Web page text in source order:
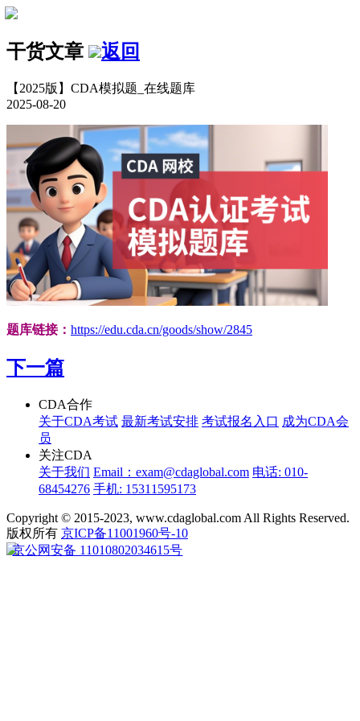
干货文章 返回
【2025版】CDA模拟题_在线题库
2025-08-20
题库链接： https://edu.cda.cn/goods/show/2845
下一篇
CDA合作
关于CDA考试 最新考试安排 考试报名入口 成为CDA会
员
关注CDA
关于我们 Email：exam@cdaglobal.com 电话: 010-
68454276 手机: 15311595173
Copyright © 2015-2023, www.cdaglobal.com All Rights Reserved.
版权所有 京ICP备11001960号-10
京公网安备 11010802034615号